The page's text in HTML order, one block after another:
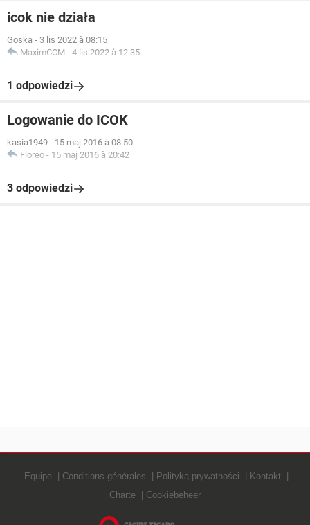
icok nie działa
Goska - 3 lis 2022 à 08:15
MaximCCM - 4 lis 2022 à 12:35
1 odpowiedzi
Logowanie do ICOK
kasia1949 - 15 maj 2016 à 08:50
Floreo - 15 maj 2016 à 20:42
3 odpowiedzi
Equipe Conditions générales Polityką prywatności
Kontakt
Charte
Cookiebeheer